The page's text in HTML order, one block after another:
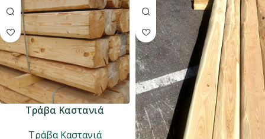
Τράβα Καστανιά
Τράβα Καστανιά